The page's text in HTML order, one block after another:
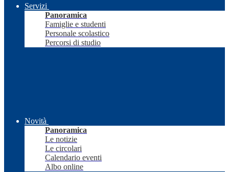
Servizi
Panoramica
Famiglie e studenti
Personale scolastico
Percorsi di studio
Novità
Panoramica
Le notizie
Le circolari
Calendario eventi
Albo online